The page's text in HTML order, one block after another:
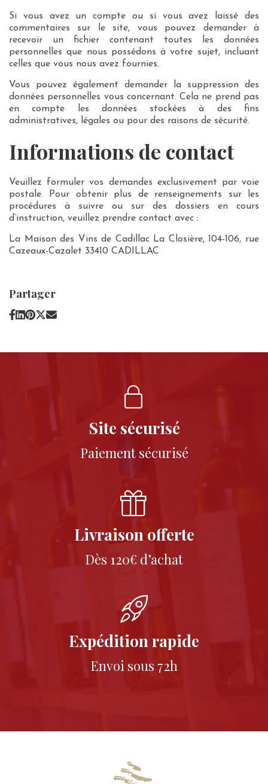
Si vous avez un compte ou si vous avez laissé des
commentaires sur le site, vous pouvez demander à
recevoir un fichier contenant toutes les données
personnelles que nous possédons à votre sujet, incluant
celles que vous nous avez fournies.
Vous pouvez également demander la suppression des
données personnelles vous concernant. Cela ne prend pas
en compte les données stockées à des fins
administratives, légales ou pour des raisons de sécurité.
Informations de contact
Veuillez formuler vos demandes exclusivement par voie
postale. Pour obtenir plus de renseignements sur les
procédures à suivre ou sur des dossiers en cours
d’instruction, veuillez prendre contact avec :
La Maison des Vins de Cadillac La Closière, 104-106, rue
Cazeaux-Cazalet 33410 CADILLAC
Partager
Site sécurisé
Paiement sécurisé
Livraison offerte
Dès 120€ d’achat
Expédition rapide
Envoi sous 72h